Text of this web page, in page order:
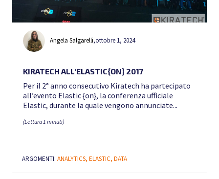
Angela Salgarelli,ottobre 1, 2024
KIRATECH ALL'ELASTIC{ON} 2017
Per il 2° anno consecutivo Kiratech ha partecipato
all’evento Elastic {on}, la conferenza ufficiale
Elastic, durante la quale vengono annunciate...
(Lettura 1 minuti)
ARGOMENTI: ANALYTICS, ELASTIC, DATA